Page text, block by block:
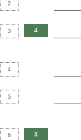
2
3 4
4
5
6 3